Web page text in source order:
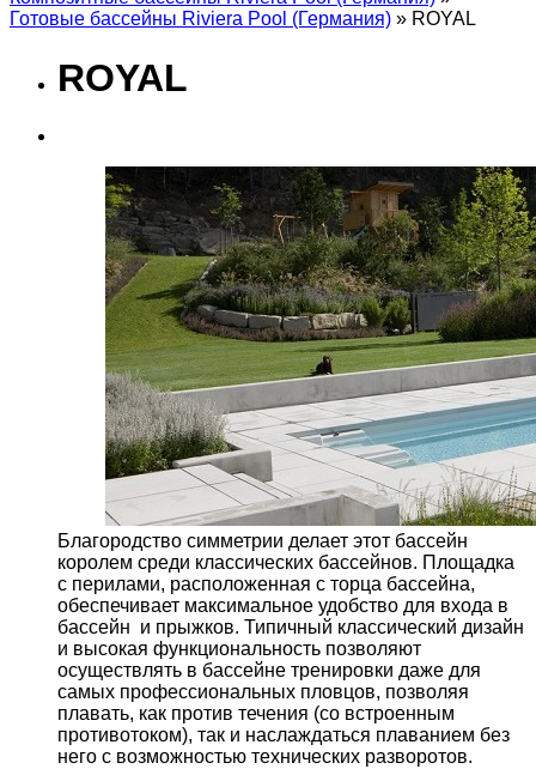
Готовые бассейны Riviera Pool (Германия) » ROYAL
ROYAL
Благородство симметрии делает этот бассейн
королем среди классических бассейнов. Площадка
с перилами, расположенная с торца бассейна,
обеспечивает максимальное удобство для входа в
бассейн и прыжков. Типичный классический дизайн
и высокая функциональность позволяют
осуществлять в бассейне тренировки даже для
самых профессиональных пловцов, позволяя
плавать, как против течения (со встроенным
противотоком), так и наслаждаться плаванием без
него с возможностью технических разворотов.